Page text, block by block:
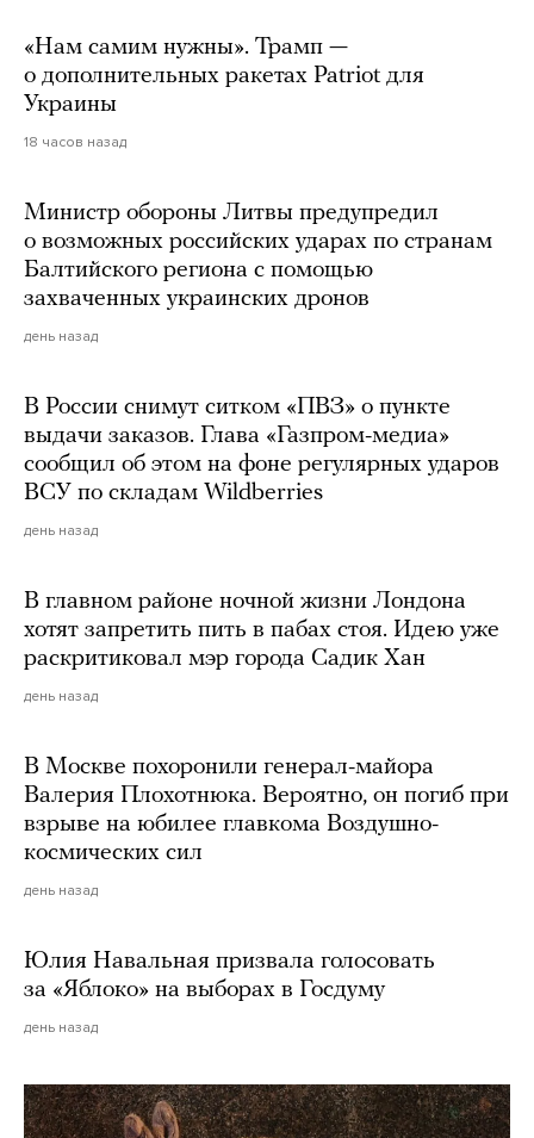
«Нам самим нужны». Трамп —
о дополнительных ракетах Patriot для
Украины
18 часов назад
Министр обороны Литвы предупредил
о возможных российских ударах по странам
Балтийского региона с помощью
захваченных украинских дронов
день назад
В России снимут ситком «ПВЗ» о пункте
выдачи заказов. Глава «Газпром-медиа»
сообщил об этом на фоне регулярных ударов
ВСУ по складам Wildberries
день назад
В главном районе ночной жизни Лондона
хотят запретить пить в пабах стоя. Идею уже
раскритиковал мэр города Садик Хан
день назад
В Москве похоронили генерал-майора
Валерия Плохотнюка. Вероятно, он погиб при
взрыве на юбилее главкома Воздушно-
космических сил
день назад
Юлия Навальная призвала голосовать
за «Яблоко» на выборах в Госдуму
день назад